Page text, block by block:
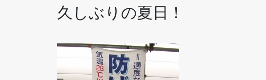
久しぶりの夏日！